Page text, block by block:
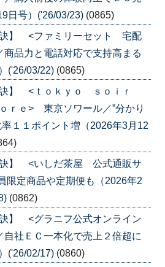
日号）('26/03/23) (0865)
訣】 <ファミリーセット 宅配
品力と電話対応で支持高まる
('26/03/22) (0865)
訣】 <ｔｏｋｙｏ ｓｏｉｒ
ｒｅ> 東京ソワール／”分かり
１１ポイント増（2026年3月12
訣】 <いしだ茶屋 公式通販サ
限定商品や定期便も（2026年2
(0862)
訣】 <グラニフ公式オンライン
社ＥＣ一本化で売上２倍超に
('26/02/17) (0860)